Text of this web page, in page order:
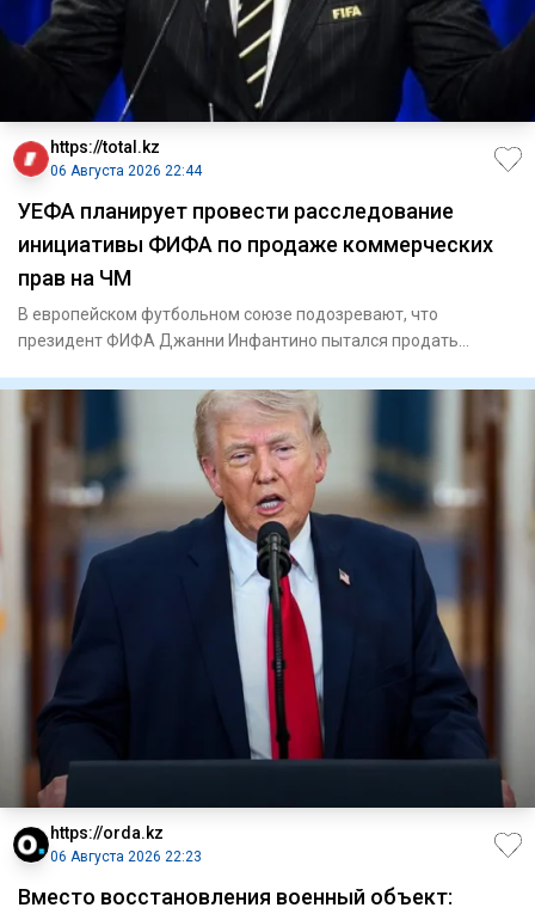
https://total.kz
06 Августа 2026 22:44
УЕФА планирует провести расследование
инициативы ФИФА по продаже коммерческих
прав на ЧМ
В европейском футбольном союзе подозревают, что
президент ФИФА Джанни Инфантино пытался продать
https://orda.kz
06 Августа 2026 22:23
Вместо восстановления военный объект: